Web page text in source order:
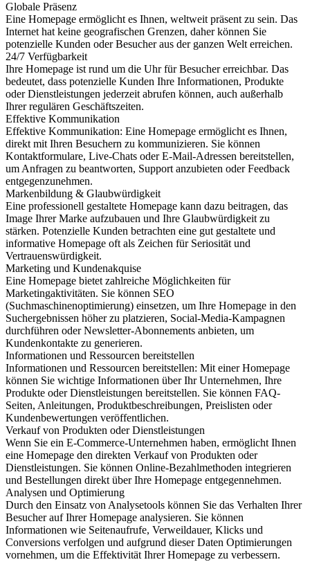
Globale Präsenz
Eine Homepage ermöglicht es Ihnen, weltweit präsent zu sein. Das
Internet hat keine geografischen Grenzen, daher können Sie
potenzielle Kunden oder Besucher aus der ganzen Welt erreichen.
24/7 Verfügbarkeit
Ihre Homepage ist rund um die Uhr für Besucher erreichbar. Das
bedeutet, dass potenzielle Kunden Ihre Informationen, Produkte
oder Dienstleistungen jederzeit abrufen können, auch außerhalb
Ihrer regulären Geschäftszeiten.
Effektive Kommunikation
Effektive Kommunikation: Eine Homepage ermöglicht es Ihnen,
direkt mit Ihren Besuchern zu kommunizieren. Sie können
Kontaktformulare, Live-Chats oder E-Mail-Adressen bereitstellen,
um Anfragen zu beantworten, Support anzubieten oder Feedback
entgegenzunehmen.
Markenbildung & Glaubwürdigkeit
Eine professionell gestaltete Homepage kann dazu beitragen, das
Image Ihrer Marke aufzubauen und Ihre Glaubwürdigkeit zu
stärken. Potenzielle Kunden betrachten eine gut gestaltete und
informative Homepage oft als Zeichen für Seriosität und
Vertrauenswürdigkeit.
Marketing und Kundenakquise
Eine Homepage bietet zahlreiche Möglichkeiten für
Marketingaktivitäten. Sie können SEO
(Suchmaschinenoptimierung) einsetzen, um Ihre Homepage in den
Suchergebnissen höher zu platzieren, Social-Media-Kampagnen
durchführen oder Newsletter-Abonnements anbieten, um
Kundenkontakte zu generieren.
Informationen und Ressourcen bereitstellen
Informationen und Ressourcen bereitstellen: Mit einer Homepage
können Sie wichtige Informationen über Ihr Unternehmen, Ihre
Produkte oder Dienstleistungen bereitstellen. Sie können FAQ-
Seiten, Anleitungen, Produktbeschreibungen, Preislisten oder
Kundenbewertungen veröffentlichen.
Verkauf von Produkten oder Dienstleistungen
Wenn Sie ein E-Commerce-Unternehmen haben, ermöglicht Ihnen
eine Homepage den direkten Verkauf von Produkten oder
Dienstleistungen. Sie können Online-Bezahlmethoden integrieren
und Bestellungen direkt über Ihre Homepage entgegennehmen.
Analysen und Optimierung
Durch den Einsatz von Analysetools können Sie das Verhalten Ihrer
Besucher auf Ihrer Homepage analysieren. Sie können
Informationen wie Seitenaufrufe, Verweildauer, Klicks und
Conversions verfolgen und aufgrund dieser Daten Optimierungen
vornehmen, um die Effektivität Ihrer Homepage zu verbessern.